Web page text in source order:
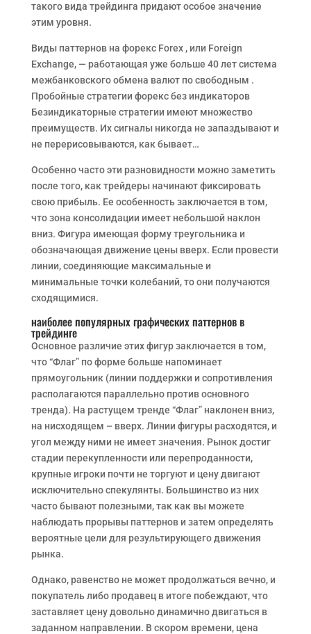
такого вида трейдинга придают особое значение
этим уровня.
Виды паттернов на форекс Forex , или Foreign
Exchange, — работающая уже больше 40 лет система
межбанковского обмена валют по свободным .
Пробойные стратегии форекс без индикаторов
Безиндикаторные стратегии имеют множество
преимуществ. Их сигналы никогда не запаздывают и
не перерисовываются, как бывает…
Особенно часто эти разновидности можно заметить
после того, как трейдеры начинают фиксировать
свою прибыль. Ее особенность заключается в том,
что зона консолидации имеет небольшой наклон
вниз. Фигура имеющая форму треугольника и
обозначающая движение цены вверх. Если провести
линии, соединяющие максимальные и
минимальные точки колебаний, то они получаются
сходящимися.
наиболее популярных графических паттернов в
трейдинге
Основное различие этих фигур заключается в том,
что “Флаг” по форме больше напоминает
прямоугольник (линии поддержки и сопротивления
располагаются параллельно против основного
тренда). На растущем тренде “Флаг” наклонен вниз,
на нисходящем – вверх. Линии фигуры расходятся, и
угол между ними не имеет значения. Рынок достиг
стадии перекупленности или перепроданности,
крупные игроки почти не торгуют и цену двигают
исключительно спекулянты. Большинство из них
часто бывают полезными, так как вы можете
наблюдать прорывы паттернов и затем определять
вероятные цели для результирующего движения
рынка.
Однако, равенство не может продолжаться вечно, и
покупатель либо продавец в итоге побеждают, что
заставляет цену довольно динамично двигаться в
заданном направлении. В скором времени, цена